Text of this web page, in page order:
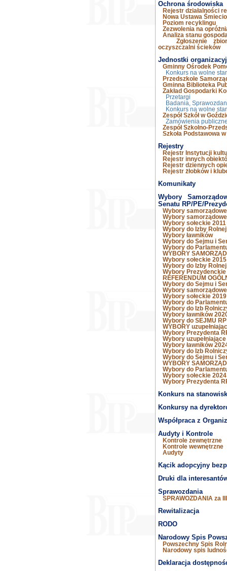
Ochrona środowiska
Rejestr działalności
Nowa Ustawa
Poziom recyklingu
Zezwolenia na
Analiza stanu
Zgłoszenie
oczyszczalni ścieków
Jednostki
Gminny Ośrodek
Konkurs na wolne
Przedszkole
Gminna Biblioteka
Zakład Gospodarki
Przetargi
Badania,
Konkurs na wolne
Zespół Szkół w
Zamówienia
Zespół Szkolno-
Szkoła Podstawowa
Rejestry
Rejestr Instytucji
Rejestr innych
Rejestr dziennych
Rejestr żłobków i
Komunikaty
Wybory
Senatu RP/PE/
Wybory
Wybory
Wybory sołeckie 2011
Wybory do Izby Rolnej
Wybory ławników
Wybory do Sejmu i
Wybory do
WYBORY
Wybory sołeckie 2015
Wybory do Izby
Wybory Prezydenckie
REFERENDUM
Wybory do Sejmu i
Wybory
Wybory sołeckie 2019
Wybory do
Wybory do Izb
Wybory ławników
Wybory do SEJMU
WYBORY
Wybory Prezydenta
Wybory
Wybory ławników
Wybory do Izb
Wybory do Sejmu i
WYBORY
Wybory do
Wybory sołeckie 2024
Wybory Prezydenta
Konkurs na
Konkursy na
Współpraca z
Audyty i Kontrole
Kontrole zewnętrzne
Kontrole wewnętrzne
Audyty
Kącik adopcyjny
Druki dla
Sprawozdania
SPRAWOZDANIA za
Rewitalizacja
RODO
Narodowy Spis
Powszechny Spis
Narodowy spis
Deklaracja